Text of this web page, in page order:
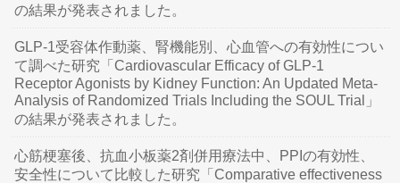
の結果が発表されました。
GLP-1受容体作動薬、腎機能別、心血管への有効性につい
て調べた研究「Cardiovascular Efficacy of GLP-1
Receptor Agonists by Kidney Function: An Updated Meta-
Analysis of Randomized Trials Including the SOUL Trial」
の結果が発表されました。
心筋梗塞後、抗血小板薬2剤併用療法中、PPIの有効性、
安全性について比較した研究「Comparative effectiveness